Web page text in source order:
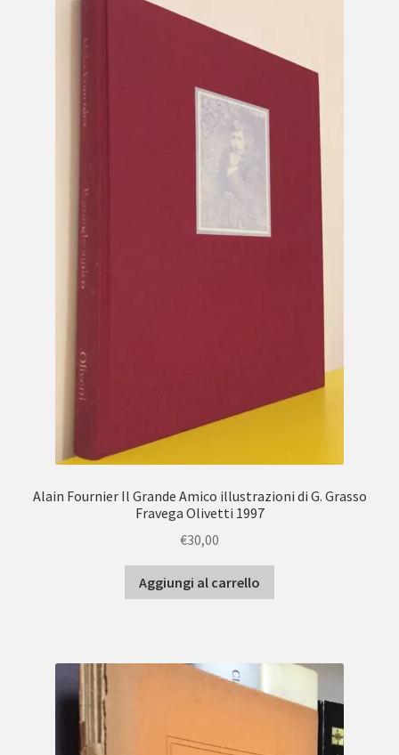
Alain Fournier Il Grande Amico illustrazioni di G. Grasso
Fravega Olivetti 1997
€30,00
Aggiungi al carrello